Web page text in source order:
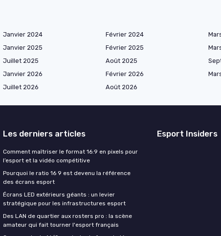
Janvier 2024 Février 2024
Janvier 2025 Février 2025
Juillet 2025 Août 2025
Janvier 2026 Février 2026
Juillet 2026 Août 2026
Les derniers articles
Comment maîtriser le format 16:9 en pixels pour
l’esport et la vidéo compétitive
Pourquoi le ratio 16 9 est devenu la référence
des écrans esport
Écrans LED extérieurs géants : un levier
stratégique pour les infrastructures esport
Des LAN de quartier aux rosters pro : la scène
amateur qui fait tourner l'esport français
Esport Insiders